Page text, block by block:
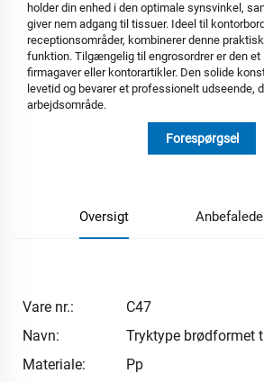
holder din enhed i den optimale synsvinkel,
giver nem adgang til tissuer. Ideel til
receptionsområder, kombinerer denne
funktion. Tilgængelig til engrosordrer er den et
firmagaver eller kontorartikler. Den solide
levetid og bevarer et professionelt udseende,
arbejdsområde.
Forespørgsel
Oversigt
Vare nr.:
C47
Navn:
Tryktype brødformet
Materiale:
Pp